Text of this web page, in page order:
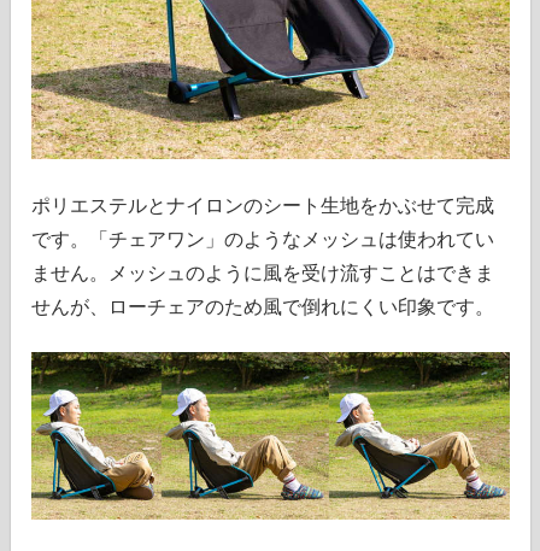
ポリエステルとナイロンのシート生地をかぶせて完成
です。「チェアワン」のようなメッシュは使われてい
ません。メッシュのように風を受け流すことはできま
せんが、ローチェアのため風で倒れにくい印象です。